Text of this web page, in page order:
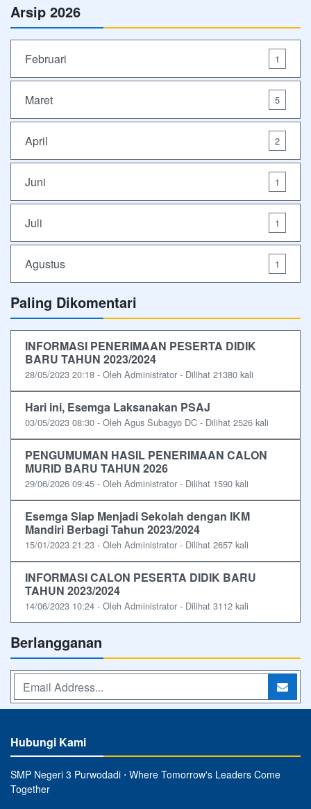
Arsip 2026
Februari 1
Maret 5
April 2
Juni 1
Juli 1
Agustus 1
Paling Dikomentari
INFORMASI PENERIMAAN PESERTA DIDIK
BARU TAHUN 2023/2024
28/05/2023 20:18 - Oleh Administrator - Dilihat 21380 kali
Hari ini, Esemga Laksanakan PSAJ
03/05/2023 08:30 - Oleh Agus Subagyo DC - Dilihat 2526 kali
PENGUMUMAN HASIL PENERIMAAN CALON
MURID BARU TAHUN 2026
29/06/2026 09:45 - Oleh Administrator - Dilihat 1590 kali
Esemga Siap Menjadi Sekolah dengan IKM
Mandiri Berbagi Tahun 2023/2024
15/01/2023 21:23 - Oleh Administrator - Dilihat 2657 kali
INFORMASI CALON PESERTA DIDIK BARU
TAHUN 2023/2024
14/06/2023 10:24 - Oleh Administrator - Dilihat 3112 kali
Berlangganan
Hubungi Kami
SMP Negeri 3 Purwodadi ⋅ Where Tomorrow's Leaders Come
Together